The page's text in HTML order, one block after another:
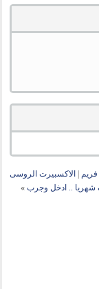
الاكسبيرت الروسى
شهريا .. ادخل وجرب »